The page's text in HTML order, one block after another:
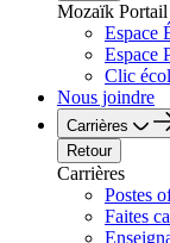
Mozaïk Portail
Espace
Espace
Clic
Nous joindre
Carrières
Retour
Carrières
Postes
Faites